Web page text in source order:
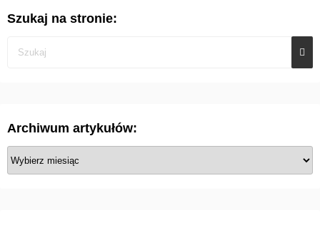
Szukaj na stronie:
Archiwum artykułów:
A
r